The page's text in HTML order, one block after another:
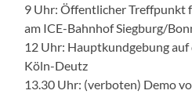
9 Uhr: Öffentlicher Treffpunkt
am ICE-Bahnhof Siegburg/
12 Uhr: Hauptkundgebung auf
Köln-Deutz
13.30 Uhr: (verboten) Demo